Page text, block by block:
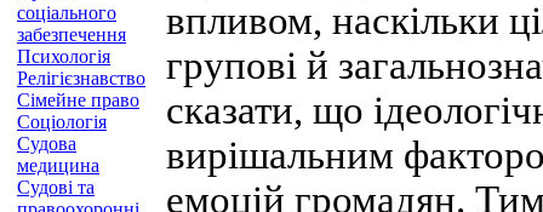
соціального
забезпечення
Психологія
Релігієзнавство
Сімейне право
Соціологія
Судова
медицина
Судові та
впливом, наскільки
групові й
сказати, що
вирішальним
емоцій громадян.